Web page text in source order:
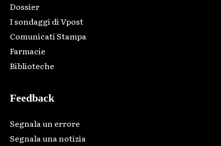
Dossier
I sondaggi di Vpost
Comunicati Stampa
Farmacie
Biblioteche
Feedback
Segnala un errore
Segnala una notizia